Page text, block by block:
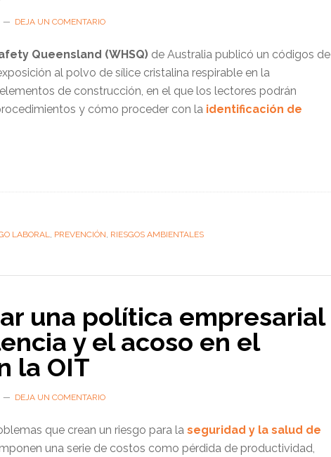
DEJA UN COMENTARIO
Queensland (WHSQ) de Australia publicó un códigos de
al polvo de sílice cristalina respirable en la
de construcción, en el que los lectores podrán
y cómo proceder con la identificación de
LABORAL, PREVENCIÓN, RIESGOS AMBIENTALES
una política empresarial
y el acoso en el
la OIT
DEJA UN COMENTARIO
que crean un riesgo para la seguridad y la salud de
una serie de costos como pérdida de productividad,